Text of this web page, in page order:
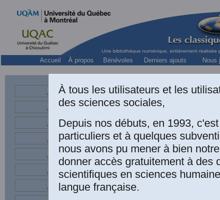
Accueil À propos Bénévoles Derniers ajouts Nous
Yves
des
À tous les utilisateurs et les
des sciences sociales,
Depuis nos débuts, en 1993,
particuliers et à quelques
nous avons pu mener à bien
donner accès gratuitement à des
scientifiques en sciences
langue française.